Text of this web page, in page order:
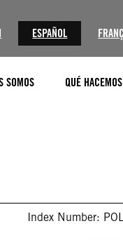
ESPAÑOL
SOMOS QUÉ HACEMOS
Index Number: